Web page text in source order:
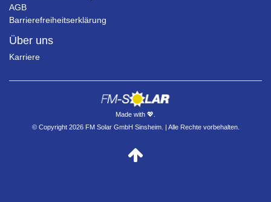
AGB
Barrierefreiheitserklärung
Über uns
Karriere
Made with 💖.
© Copyright 2026 FM Solar GmbH Sinsheim. | Alle Rechte vorbehalten.